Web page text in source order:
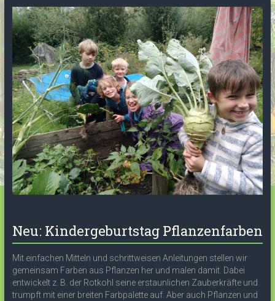
Neu: Kindergeburtstag Pflanzenfarben
Mit einfachen Mitteln und schrittweisen Anleitungen stellen wir
gemeinsam Farben aus Pflanzen her und malen damit. Dabei
entwickelt z. B. der Rotkohl seine erstaunlichen Zauberkräfte und
trumpft mit einer breiten Farbpalette auf. Aber auch Pflanzen und